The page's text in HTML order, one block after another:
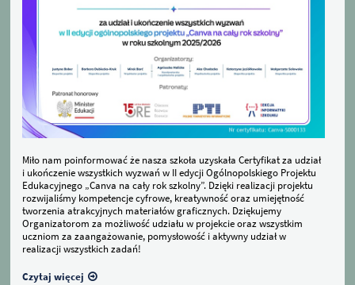
Miło nam poinformować że nasza szkoła uzyskała Certyfikat za udział
i ukończenie wszystkich wyzwań w II edycji Ogólnopolskiego Projektu
Edukacyjnego „Canva na cały rok szkolny”. Dzięki realizacji projektu
rozwijaliśmy kompetencje cyfrowe, kreatywnośćoraz umiejętność
tworzenia atrakcyjnych materiałów graficznych. Dziękujemy
Organizatorom za możliwość udziału w projekcie oraz wszystkim
uczniom za zaangażowanie, pomysłowość i aktywny udział w
realizacji wszystkich zadań!
Czytaj więcej